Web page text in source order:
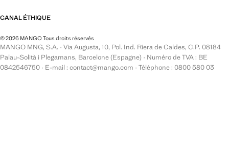
CANAL ÉTHIQUE
© 2026 MANGO Tous droits réservés
MANGO MNG, S.A. · Via Augusta, 10, Pol. Ind. Riera de Caldes, C.P. 08184
Palau-Solità i Plegamans, Barcelone (Espagne) · Numéro de TVA : BE
0842546750 · E-mail : contact@mango.com · Téléphone : 0800 580 03